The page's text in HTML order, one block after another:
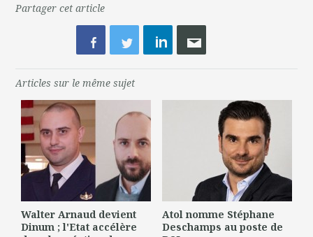
Partager cet article
Articles sur le même sujet
Walter Arnaud devient
Dinum ; l'Etat accélère
Atol nomme Stéphane
Deschamps au poste de